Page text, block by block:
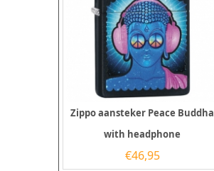
Zippo aansteker Peace Buddha
with headphone
€46,95